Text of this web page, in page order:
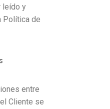
leído y
Política de
entre
Cliente se